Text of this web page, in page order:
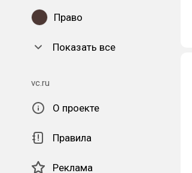
Право
Показать все
vc.ru
О проекте
Правила
Реклама